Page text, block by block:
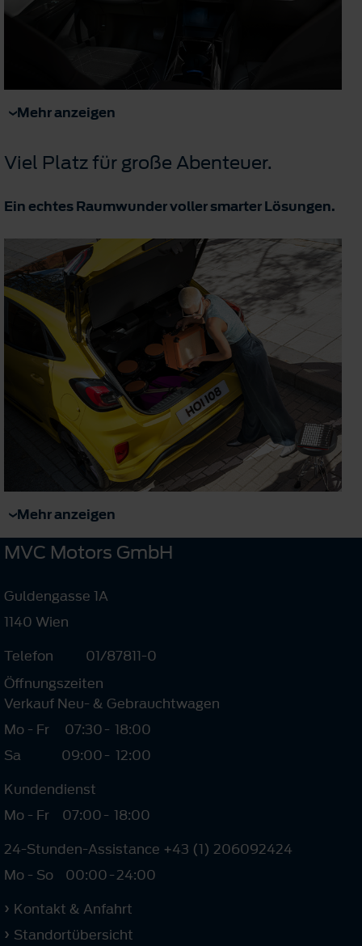
Mehr anzeigen
Viel Platz für große Abenteuer.
Ein echtes Raumwunder voller smarter Lösungen.
Mehr anzeigen
MVC Motors GmbH
Guldengasse 1A
1140 Wien
Telefon
01/87811-0
Öffnungszeiten
Verkauf Neu- & Gebrauchtwagen
Mo - Fr
07:30- 18:00
Sa
09:00- 12:00
Kundendienst
Mo - Fr
07:00- 18:00
24-Stunden-Assistance +43 (1) 206092424
Mo - So
00:00-24:00
Kontakt & Anfahrt
Standortübersicht